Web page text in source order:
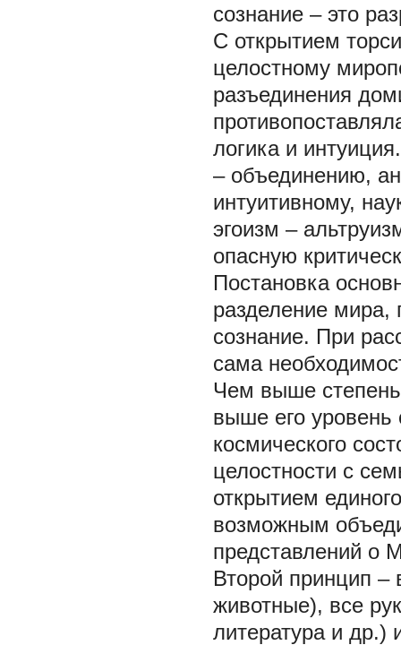
сознание – это
С открытием
целостному
разъединения
логика и
– объединению,
интуитивному,
эгоизм –
опасную
Постановка
разделение мира,
сознание. При
сама
Чем выше степень
выше его уровень
космического
целостности с
открытием
возможным
представлений о
Второй принцип –
животные), все
литература и др.)